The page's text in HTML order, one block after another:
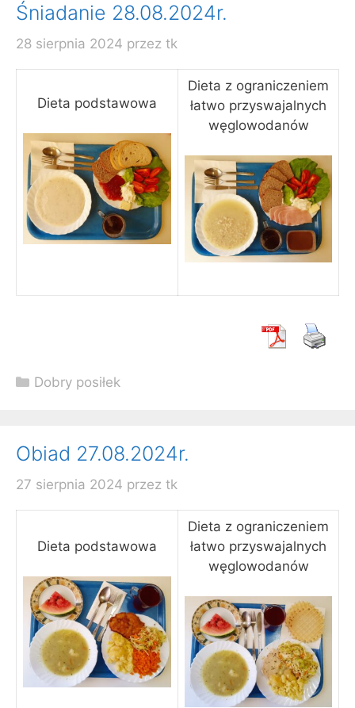
Śniadanie 28.08.2024r.
28 sierpnia 2024 przez tk
Dieta podstawowa
Dieta z ograniczeniem
łatwo przyswajalnych
węglowodanów
Kategorie
Dobry posiłek
Obiad 27.08.2024r.
27 sierpnia 2024 przez tk
Dieta podstawowa
Dieta z ograniczeniem
łatwo przyswajalnych
węglowodanów